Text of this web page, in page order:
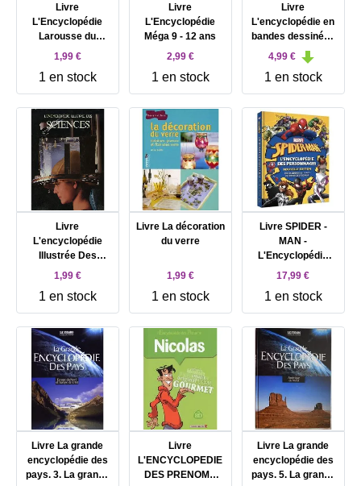
Livre
L'Encyclopédie
Larousse du
Cheval et du Poney
1,99 €
1 en stock
Livre
L'Encyclopédie
Méga 9 - 12 ans
2,99 €
1 en stock
Livre
L'encyclopédie en
bandes dessinées
- Tome 5 : Animaux
et plantes
4,99 €
1 en stock
Livre
L'encyclopédie
Illustrée Des
Sciences
1,99 €
1 en stock
Livre La décoration
du verre
1,99 €
1 en stock
Livre SPIDER -
MAN -
L'Encyclopédie
des personnages -
MARVEL
17,99 €
1 en stock
Livre La grande
encyclopédie des
pays. 3. La grande
Livre
L'ENCYCLOPEDIE
DES PRENOMS
Livre La grande
encyclopédie des
pays. 5. La grande